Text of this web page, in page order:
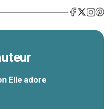
Elle adore